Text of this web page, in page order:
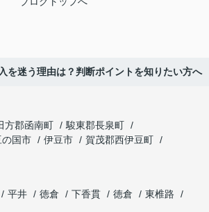
を迷う理由は？判断ポイントを知りたい方へ
方郡函南町
駿東郡長泉町
の国市 伊豆市
賀茂郡西伊豆町
平井 徳倉 下香貫 徳倉
東椎路